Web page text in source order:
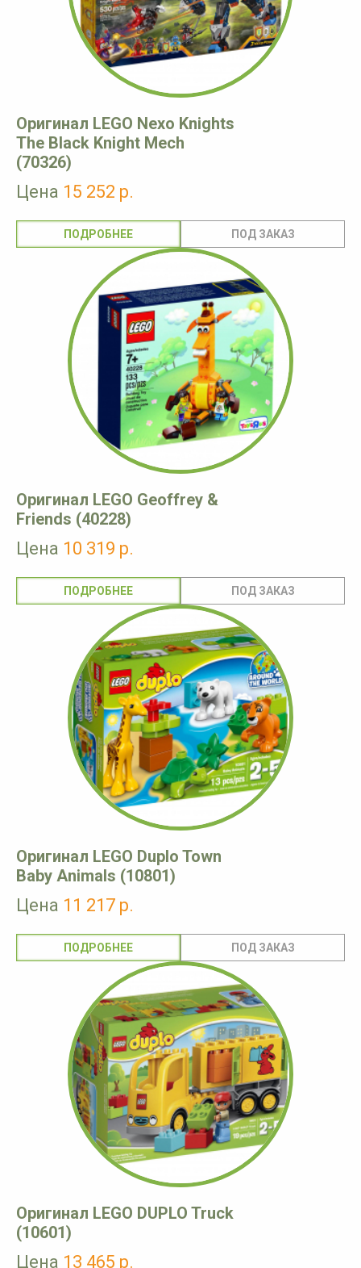
Оригинал LEGO Nexo Knights
The Black Knight Mech
(70326)
Цена 15 252 р.
ПОДРОБНЕЕ
Оригинал LEGO Geoffrey &
Friends (40228)
Цена 10 319 р.
ПОДРОБНЕЕ
Оригинал LEGO Duplo Town
Baby Animals (10801)
Цена 11 217 р.
ПОДРОБНЕЕ
Оригинал LEGO DUPLO Truck
(10601)
Цена 13 465 р.